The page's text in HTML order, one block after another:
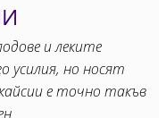
и леките
усилия, но носят
е точно такъв